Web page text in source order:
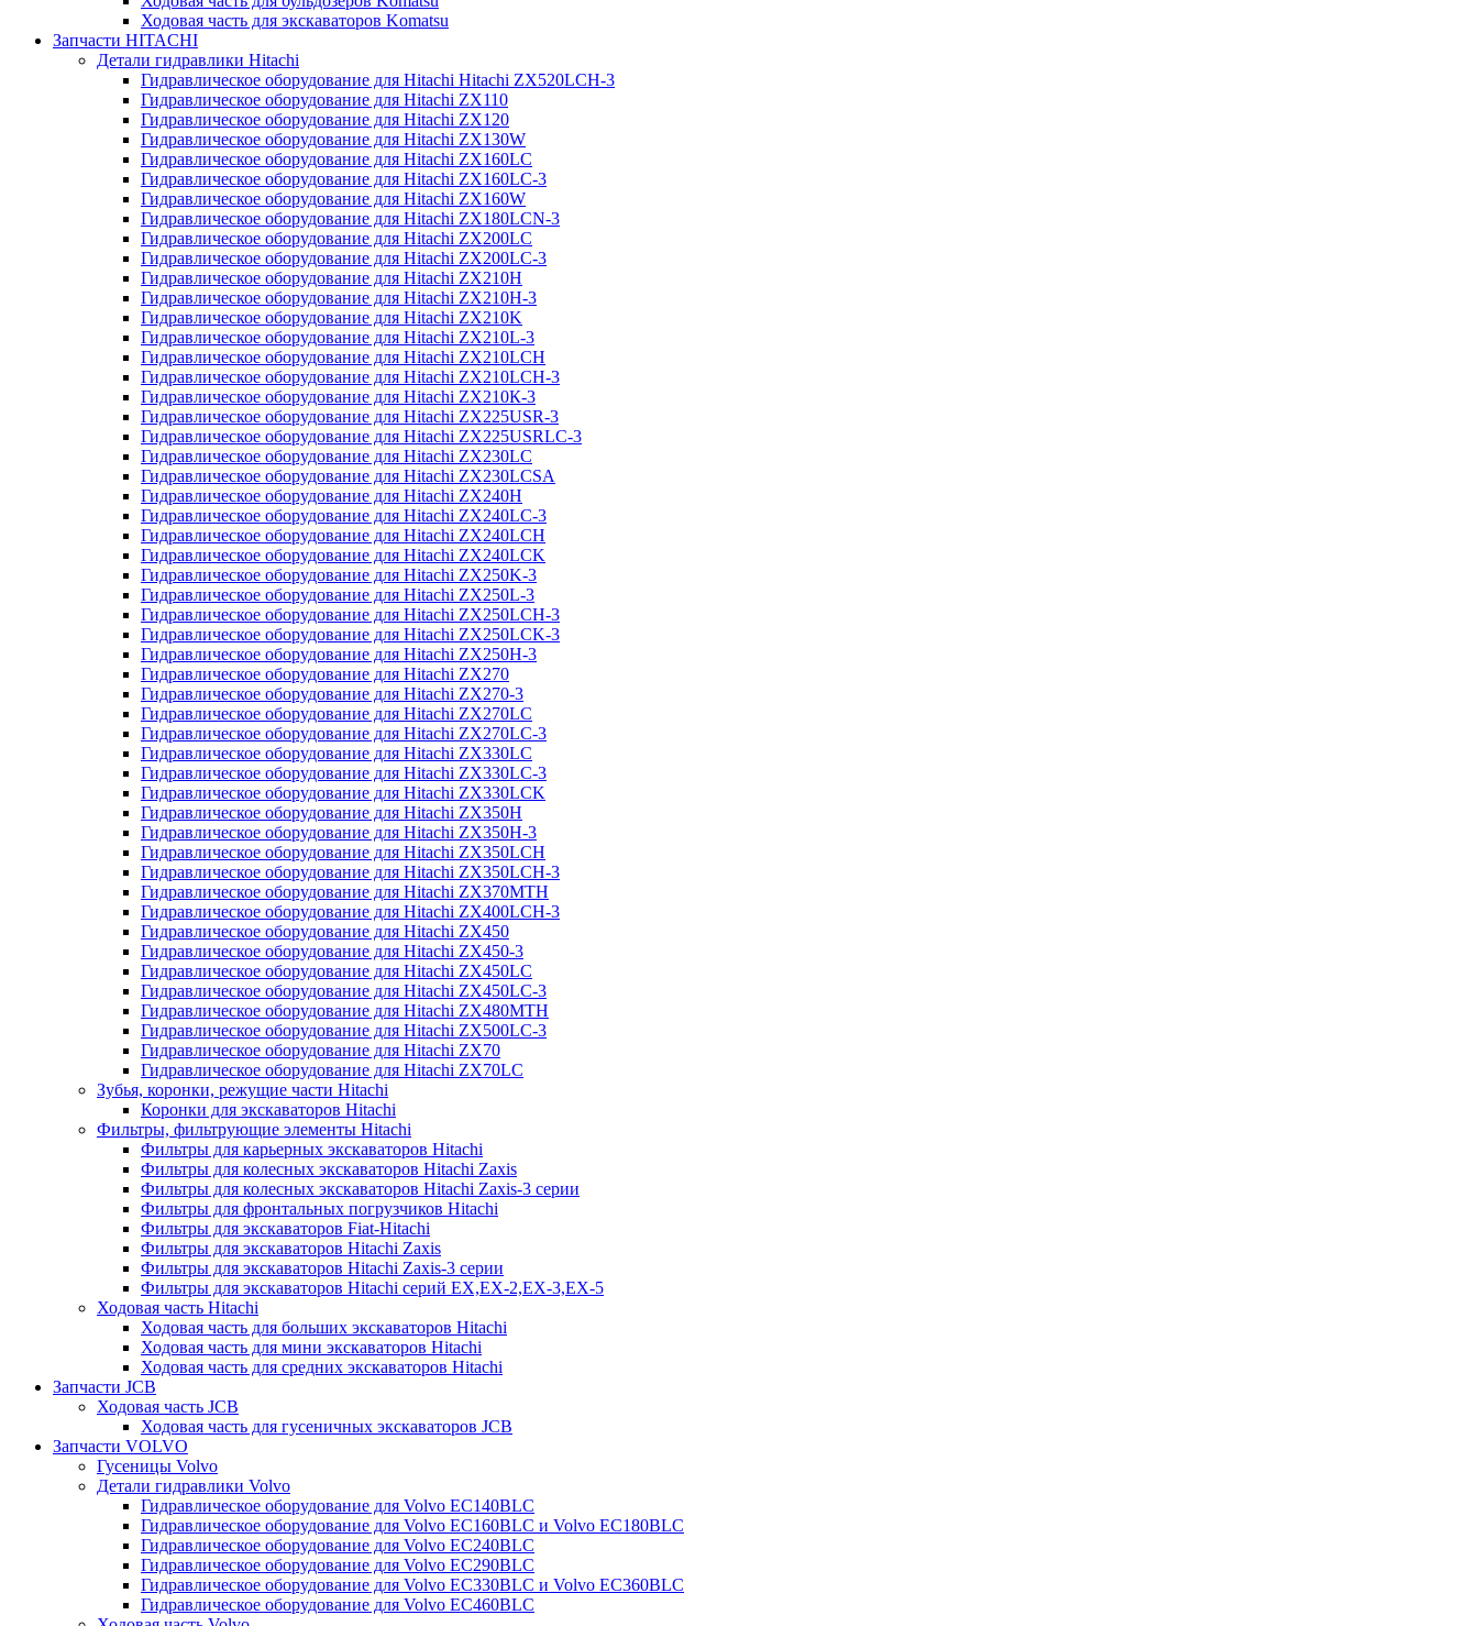
Ходовая часть для экскаваторов Komatsu
Запчасти HITACHI
Детали гидравлики Hitachi
Гидравлическое оборудование для Hitachi Hitachi ZX520LCH-3
Гидравлическое оборудование для Hitachi ZX110
Гидравлическое оборудование для Hitachi ZX120
Гидравлическое оборудование для Hitachi ZX130W
Гидравлическое оборудование для Hitachi ZX160LC
Гидравлическое оборудование для Hitachi ZX160LC-3
Гидравлическое оборудование для Hitachi ZX160W
Гидравлическое оборудование для Hitachi ZX180LCN-3
Гидравлическое оборудование для Hitachi ZX200LC
Гидравлическое оборудование для Hitachi ZX200LC-3
Гидравлическое оборудование для Hitachi ZX210H
Гидравлическое оборудование для Hitachi ZX210H-3
Гидравлическое оборудование для Hitachi ZX210K
Гидравлическое оборудование для Hitachi ZX210L-3
Гидравлическое оборудование для Hitachi ZX210LCH
Гидравлическое оборудование для Hitachi ZX210LCH-3
Гидравлическое оборудование для Hitachi ZX210К-3
Гидравлическое оборудование для Hitachi ZX225USR-3
Гидравлическое оборудование для Hitachi ZX225USRLC-3
Гидравлическое оборудование для Hitachi ZX230LC
Гидравлическое оборудование для Hitachi ZX230LCSA
Гидравлическое оборудование для Hitachi ZX240H
Гидравлическое оборудование для Hitachi ZX240LC-3
Гидравлическое оборудование для Hitachi ZX240LCH
Гидравлическое оборудование для Hitachi ZX240LCK
Гидравлическое оборудование для Hitachi ZX250K-3
Гидравлическое оборудование для Hitachi ZX250L-3
Гидравлическое оборудование для Hitachi ZX250LCH-3
Гидравлическое оборудование для Hitachi ZX250LCK-3
Гидравлическое оборудование для Hitachi ZX250Н-3
Гидравлическое оборудование для Hitachi ZX270
Гидравлическое оборудование для Hitachi ZX270-3
Гидравлическое оборудование для Hitachi ZX270LC
Гидравлическое оборудование для Hitachi ZX270LC-3
Гидравлическое оборудование для Hitachi ZX330LC
Гидравлическое оборудование для Hitachi ZX330LC-3
Гидравлическое оборудование для Hitachi ZX330LCK
Гидравлическое оборудование для Hitachi ZX350H
Гидравлическое оборудование для Hitachi ZX350H-3
Гидравлическое оборудование для Hitachi ZX350LCH
Гидравлическое оборудование для Hitachi ZX350LCH-3
Гидравлическое оборудование для Hitachi ZX370MTH
Гидравлическое оборудование для Hitachi ZX400LCH-3
Гидравлическое оборудование для Hitachi ZX450
Гидравлическое оборудование для Hitachi ZX450-3
Гидравлическое оборудование для Hitachi ZX450LC
Гидравлическое оборудование для Hitachi ZX450LC-3
Гидравлическое оборудование для Hitachi ZX480MTH
Гидравлическое оборудование для Hitachi ZX500LC-3
Гидравлическое оборудование для Hitachi ZX70
Гидравлическое оборудование для Hitachi ZX70LC
Зубья, коронки, режущие части Hitachi
Коронки для экскаваторов Hitachi
Фильтры, фильтрующие элементы Hitachi
Фильтры для карьерных экскаваторов Hitachi
Фильтры для колесных экскаваторов Hitachi Zaxis
Фильтры для колесных экскаваторов Hitachi Zaxis-3 серии
Фильтры для фронтальных погрузчиков Hitachi
Фильтры для экскаваторов Fiat-Hitachi
Фильтры для экскаваторов Hitachi Zaxis
Фильтры для экскаваторов Hitachi Zaxis-3 серии
Фильтры для экскаваторов Hitachi серий EX,EX-2,EX-3,EX-5
Ходовая часть Hitachi
Ходовая часть для больших экскаваторов Hitachi
Ходовая часть для мини экскаваторов Hitachi
Ходовая часть для средних экскаваторов Hitachi
Запчасти JCB
Ходовая часть JCB
Ходовая часть для гусеничных экскаваторов JCB
Запчасти VOLVO
Гусеницы Volvo
Детали гидравлики Volvo
Гидравлическое оборудование для Volvo EC140BLC
Гидравлическое оборудование для Volvo EC160BLC и Volvo EC180BLC
Гидравлическое оборудование для Volvo EC240BLC
Гидравлическое оборудование для Volvo EC290BLC
Гидравлическое оборудование для Volvo EC330BLC и Volvo EC360BLC
Гидравлическое оборудование для Volvo EC460BLC